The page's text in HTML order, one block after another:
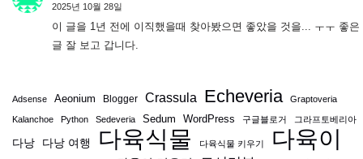
2025년 10월 28일
이 글을 1년 전에 이직했을때 찾아봤으면 좋았을 것을... ㅜㅜ 좋은
글 잘 보고 갑니다.
Adsense Aeonium Blogger Crassula Echeveria Graptoveria
Kalanchoe Python Sedeveria Sedum WordPress 구글블로거 그라프토베리아
다낭 다낭 여행 다육식물 다육식물 키우기 다육이